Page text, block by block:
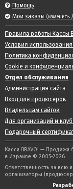
Помощь
Мои заказы (изменить
Правила работы Кассы
Условия
Политика
Cookie и
Отдел обслуживания
Администрация сайта
Вход для продюсеров
Владельцам сайтов
Для организаций и
Подарочный
Касса BRAVO! — Продажа
в Израиле © 2005-2026
Ответственность за всю
организаторы